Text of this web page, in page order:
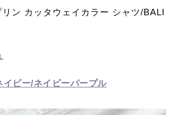
ン カッタウェイカラー シャツ/BALI
イビー/ネイビーパープル